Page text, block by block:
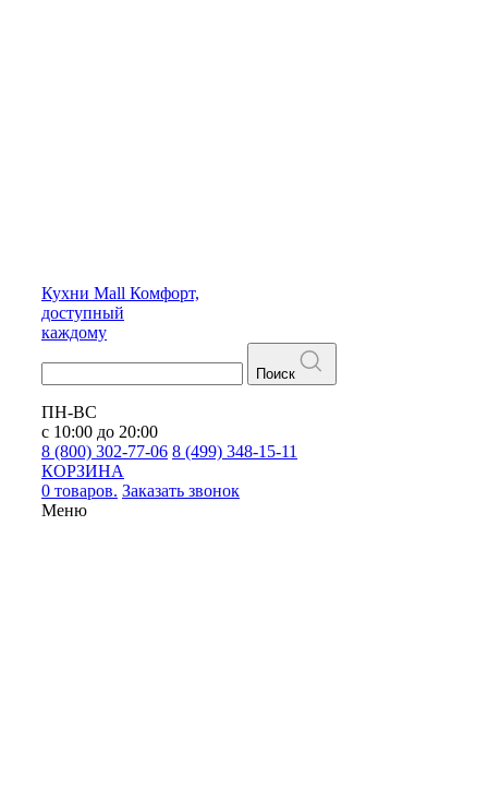
Кухни Mall Комфорт,
доступный
каждому
Поиск
ПН-ВС
с 10:00 до 20:00
8 (800) 302-77-06 8 (499) 348-15-11
КОРЗИНА
0 товаров. Заказать звонок
Меню